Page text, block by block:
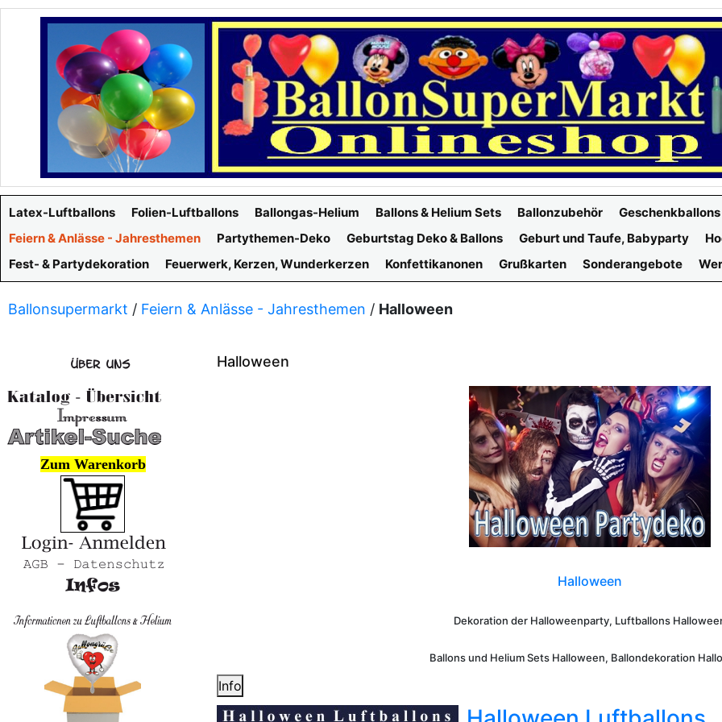
Latex-Luftballons Folien-Luftballons Ballongas-Helium Ballons & Helium Sets Ballonzubehör Geschenkballons
Feiern & Anlässe - Jahresthemen
Partythemen-Deko Geburtstag Deko & Ballons Geburt und Taufe, Babyparty
Fest- & Partydekoration
Feuerwerk, Kerzen, Wunderkerzen Konfettikanonen Grußkarten Sonderangebote
Ballonsupermarkt / Feiern & Anlässe - Jahresthemen / Halloween
Halloween
Halloween
Dekoration der Halloweenparty, Luftballons
Ballons und Helium Sets Halloween, Ballondekoration
Info
Zum Warenkorb